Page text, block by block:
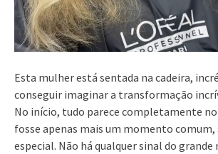
Esta mulher está sentada na cadeira,
conseguir imaginar a transformação
No início, tudo parece completamente
fosse apenas mais um momento comum,
especial. Não há qualquer sinal do grande